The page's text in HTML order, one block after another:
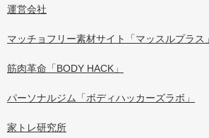
運営会社
マッチョフリー素材サイト「マッスルプラス」
筋肉革命「BODY HACK」
パーソナルジム「ボディハッカーズラボ」
家トレ研究所